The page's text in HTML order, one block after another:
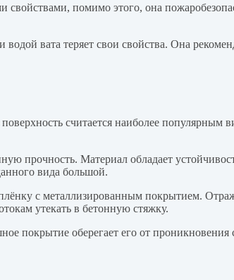
помимо этого, она
вата теряет свои свойства. Она
считается наиболее популярным
прочность. Материал обладает
вида большой.
с металлизированным покрытием.
утекать в бетонную стяжку.
покрытие оберегает его от проникновения